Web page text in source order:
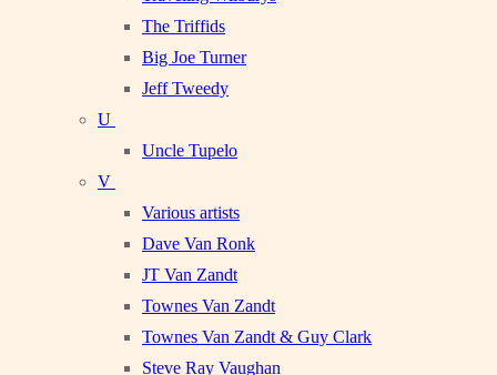
The Triffids
Big Joe Turner
Jeff Tweedy
U
Uncle Tupelo
V
Various artists
Dave Van Ronk
JT Van Zandt
Townes Van Zandt
Townes Van Zandt & Guy Clark
Steve Ray Vaughan